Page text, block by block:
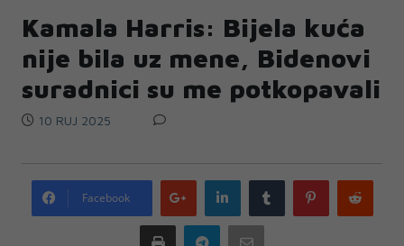
Kamala Harris: Bijela kuća
nije bila uz mene, Bidenovi
suradnici su me potkopavali
10 RUJ 2025
Facebook
Google
plus
LinkedIn Tumblr Pinterest
Print Telegram